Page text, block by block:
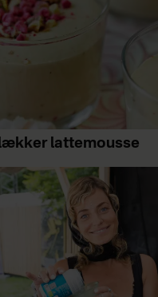
lattemousse